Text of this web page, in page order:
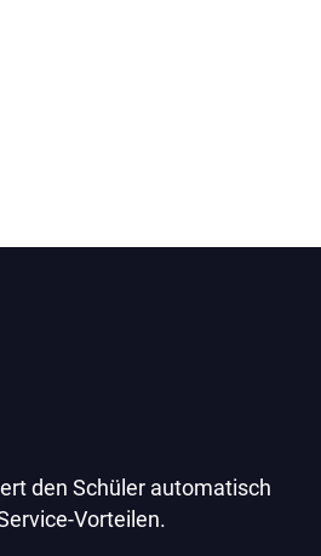
den Schüler automatisch
Vorteilen.